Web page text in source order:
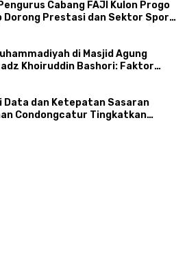
Cabang FAJI Kulon Progo
Dorong Prestasi dan Sektor Sport
di Masjid Agung
Khoiruddin Bashori: Faktor
Data dan Ketepatan Sasaran
Condongcatur Tingkatkan